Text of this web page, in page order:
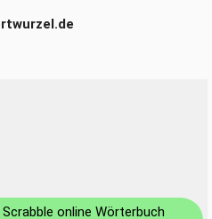
Scrabble online Wörterbuch